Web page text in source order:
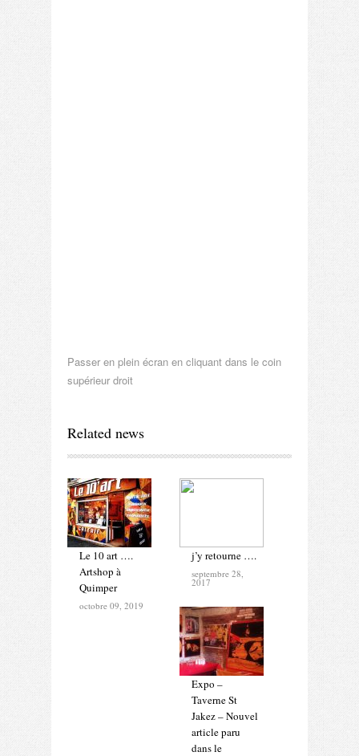
Passer en plein écran en cliquant dans le coin
supérieur droit
Related news
Le 10 art ….
Artshop à
Quimper
octobre 09, 2019
j’y retourne ….
septembre 28,
2017
Expo –
Taverne St
Jakez – Nouvel
article paru
dans le